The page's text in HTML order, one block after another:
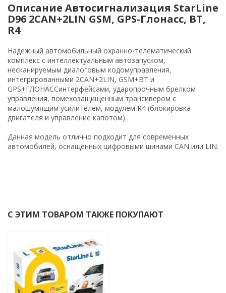
Описание Автосигнализация StarLine
D96 2CAN+2LIN GSM, GPS-Глонасс, BT,
R4
Надежный автомобильный охранно-телематический
комплекс с интеллектуальным автозапуском,
несканируемым диалоговым кодомуправления,
интегрированными 2CAN+2LIN, GSM+BT и
GPS+ГЛОНАССинтерфейсами, ударопрочным брелком
управления, помехозащищенным трансивером с
малошумящим усилителем, модулем R4 (блокировка
двигателя и управление капотом).
Данная модель отлично подходит для современных
автомобилей, оснащенных цифровыми шинами CAN или LIN.
С ЭТИМ ТОВАРОМ ТАКЖЕ ПОКУПАЮТ